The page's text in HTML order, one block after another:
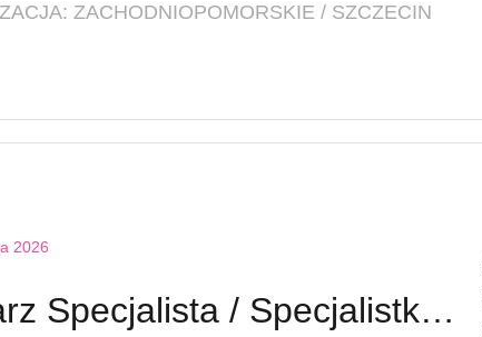
ZACHODNIOPOMORSKIE / SZCZECIN
2026
Lekarz Specjalista / Specjalistka (Nefrolog/Internista) (K/M/N)